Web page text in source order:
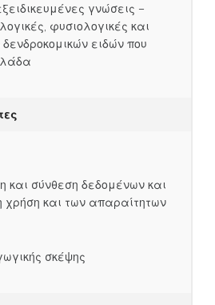
γνώσεις –
φυσιολογικές και
ειδών που
και σύνθεση δεδομένων και
χρήση και των απαραίτητων
σκέψης